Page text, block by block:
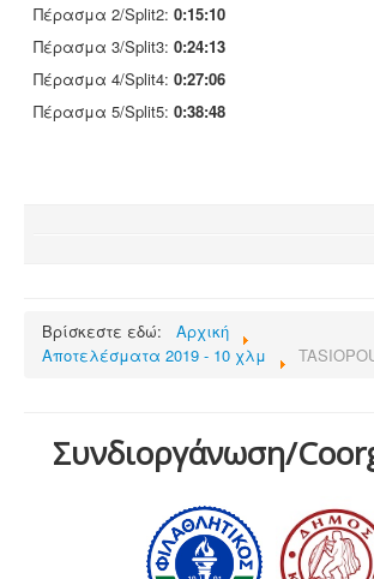
Πέρασμα 2/Split2: 0:15:10
Πέρασμα 3/Split3: 0:24:13
Πέρασμα 4/Split4: 0:27:06
Πέρασμα 5/Split5: 0:38:48
Βρίσκεστε εδώ:
Αρχική
Αποτελέσματα 2019 - 10 χλμ
Συνδιοργάνωση/